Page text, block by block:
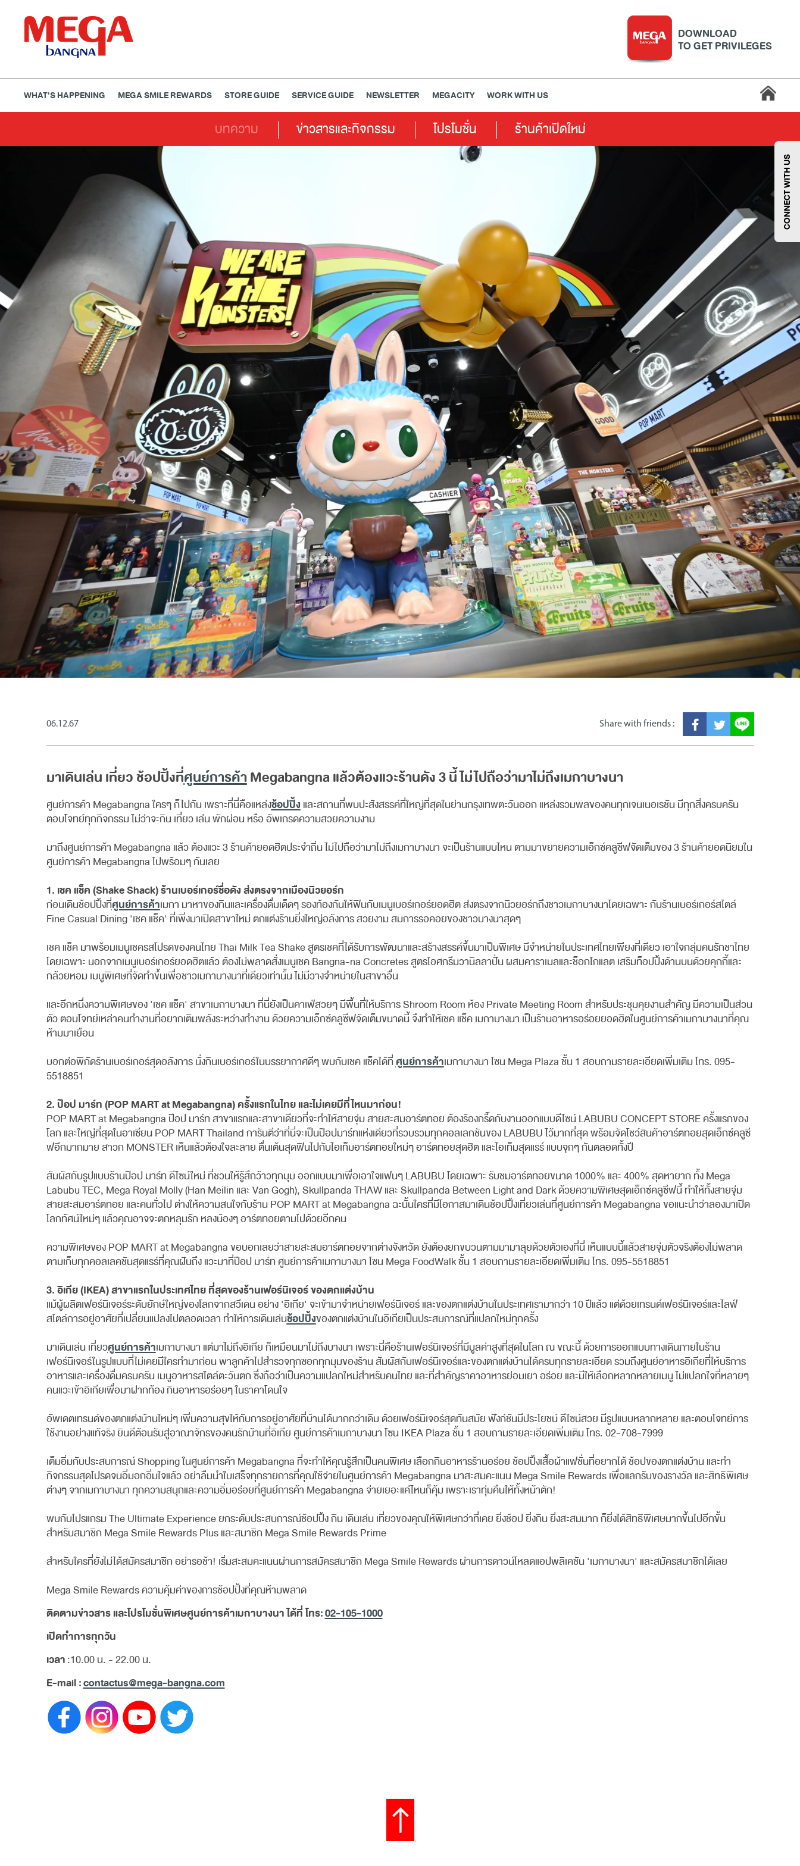
DOWNLOAD
TO GET PRIVILEGES
WHAT'S HAPPENING MEGA SMILE REWARDS STORE GUIDE SERVICE GUIDE NEWSLETTER MEGACITY WORK WITH US
ธนาคาร ร้านอาหาร เอ็นเตอร์เทนเม้นท์ แฟชั่น เครื่องประดับ การตกแต่งบ้าน แม่และเด็ก ไลฟ์สไตล์ บริการ เมกา สมาร์ท คิดส์ กีฬา
ซูเปอร์มาร์เก็ต
สุขภาพและความงาม
แฟชั่น@Megabangna
CONNECT WITH US
บทความ ข่าวสารและกิจกรรม โปรโมชั่น ร้านค้าเปิดใหม่
06.12.67 Share with friends :
มาเดินเล่น เที่ยว ช้อปปิ้งที่ศูนย์การค้าMegabangna แล้วต้องแวะร้านดัง 3 นี้ ไม่ไปถือว่ามาไม่ถึงเมกาบางนา
ศูนย์การค้า Megabangna ใครๆ ก็ไปกัน เพราะที่นี่คือแหล่งช้อปปิ้ง และสถานที่พบปะสังสรรค์ที่ใหญ่ที่สุดในย่านกรุงเทพตะวันออก แหล่งรวมพลของคนทุกเจนเนอเรชัน มีทุกสิ่งครบครัน
ตอบโจทย์ทุกกิจกรรม ไม่ว่าจะกิน เที่ยว เล่น พักผ่อน หรือ อัพเกรดความสวยความงาม
มาถึงศูนย์การค้า Megabangna แล้ว ต้องแวะ 3 ร้านค้ายอดฮิตประจำถิ่น ไม่ไปถือว่ามาไม่ถึงเมกาบางนา จะเป็นร้านแบบไหน ตามมาขยายความเอ็กซ์คลูซีฟจัดเต็มของ 3 ร้านค้ายอดนิยมใน
ศูนย์การค้า Megabangna ไปพร้อมๆ กันเลย
1. เชค แช็ค (Shake Shack) ร้านเบอร์เกอร์ชื่อดัง ส่งตรงจากเมืองนิวยอร์ก
ก่อนเดินช้อปปิ้งที่ศูนย์การค้าเมกา มาหาของกินและเครื่องดื่มเด็ดๆ รองท้องกันให้ฟินกับเมนูเบอร์เกอร์ยอดฮิต ส่งตรงจากนิวยอร์กถึงชาวเมกาบางนาโดยเฉพาะ กับร้านเบอร์เกอร์สไตล์
Fine Casual Dining 'เชค แช็ค' ที่เพิ่งมาเปิดสาขาใหม่ ตกแต่งร้านยิ่งใหญ่อลังการ สวยงาม สมการรอคอยของชาวบางนาสุดๆ
เชค แช็ค มาพร้อมเมนูเชครสโปรดของคนไทย Thai Milk Tea Shake สูตรเชคที่ได้รับการพัฒนาและสร้างสรรค์ขึ้นมาเป็นพิเศษ มีจำหน่ายในประเทศไทยเพียงที่เดียว เอาใจกลุ่มคนรักชาไทย
โดยเฉพาะ นอกจากเมนูเบอร์เกอร์ยอดฮิตแล้ว ต้องไม่พลาดสั่งเมนูเชค Bangna-na Concretes สูตรไอศกรีมวานิลลาปั่น ผสมคาราเมลและช็อกโกแลต เสริมท็อปปิ้งด้านบนด้วยคุกกี้และ
กล้วยหอม เมนูพิเศษที่จัดทำขึ้นเพื่อชาวเมกาบางนาที่เดียวเท่านั้น ไม่มีวางจำหน่ายในสาขาอื่น
และอีกหนึ่งความพิเศษของ 'เชค แช็ค' สาขาเมกาบางนา ที่นี่ยังเป็นคาเฟ่สวยๆ มีพื้นที่ให้บริการ Shroom Room ห้อง Private Meeting Room สำหรับประชุมคุยงานสำคัญ มีความเป็นส่วน
ตัว ตอบโจทย์เหล่าคนทำงานที่อยากเติมพลังระหว่างทำงาน ด้วยความเอ็กซ์คลูซีฟจัดเต็มขนาดนี้ จึงทำให้เชค แช็ค เมกาบางนา เป็นร้านอาหารอร่อยยอดฮิตในศูนย์การค้าเมกาบางนาที่คุณ
ห้ามมาเยือน
บอกต่อพิกัดร้านเบอร์เกอร์สุดอลังการ นั่งกินเบอร์เกอร์ในบรรยากาศดีๆ พบกับเชค แช็คได้ที่ศูนย์การค้าเมกาบางนา โซน Mega Plaza ชั้น 1 สอบถามรายละเอียดเพิ่มเติม โทร. 095-
5518851
2. ป๊อป มาร์ท (POP MART at Megabangna) ครั้งแรกในไทย และไม่เคยมีที่ไหนมาก่อน!
POP MART at Megabangna ป๊อป มาร์ท สาขาแรกและสาขาเดียวที่จะทำให้สายจุ่ม สายสะสมอาร์ตทอย ต้องร้องกรี๊ดกับงานออกแบบดีไซน์ LABUBU CONCEPT STORE ครั้งแรกของ
โลก และใหญ่ที่สุดในอาเซียน POP MART Thailand การันตีว่าที่นี่จะเป็นป๊อปมาร์ทแห่งเดียวที่รวบรวมทุกคอลเลกชันของ LABUBU ไว้มากที่สุด พร้อมจัดโชว์สินค้าอาร์ตทอยสุดเอ็กซ์คลูซี
ฟอีกมากมาย สาวก MONSTER เห็นแล้วต้องใจละลาย ตื่นเต้นสุดฟินไปกับไอเท็มอาร์ตทอยใหม่ๆ อาร์ตทอยสุดฮิต และไอเท็มสุดแรร์ แบบจุกๆ กันตลอดทั้งปี
สัมผัสกับรูปแบบร้านป๊อป มาร์ท ดีไซน์ใหม่ ที่ชวนให้รู้สึกว้าวทุกมุม ออกแบบมาเพื่อเอาใจแฟนๆ LABUBU โดยเฉพาะ รับชมอาร์ตทอยขนาด 1000% และ 400% สุดหายาก ทั้ง Mega
Labubu TEC, Mega Royal Molly (Han Meilin และ Van Gogh), Skullpanda THAW และ Skullpanda Between Light and Dark ด้วยความพิเศษสุดเอ็กซ์คลูซีฟนี้ ทำให้ทั้งสายจุ่ม
สายสะสมอาร์ตทอย และคนทั่วไป ต่างให้ความสนใจกับร้าน POP MART at Megabangna ฉะนั้นใครที่มีโอกาสมาเดินช้อปปิ้งเที่ยวเล่นที่ศูนย์การค้า Megabangna ขอแนะนำว่าลองมาเปิด
โลกทัศน์ใหม่ๆ แล้วคุณอาจจะตกหลุมรัก หลงน้องๆ อาร์ตทอยตามไปด้วยอีกคน
ความพิเศษของ POP MART at Megabangna ขอบอกเลยว่าสายสะสมอาร์ตทอยจากต่างจังหวัด ยังต้องยกขบวนตามมามาลุยด้วยตัวเองที่นี่ เห็นแบบนี้แล้วสายจุ่มตัวจริงต้องไม่พลาด
ตามเก็บทุกคอลเลคชันสุดแรร์ที่คุณฝันถึง แวะมาที่ป๊อป มาร์ท ศูนย์การค้าเมกาบางนา โซน Mega FoodWalk ชั้น 1 สอบถามรายละเอียดเพิ่มเติม โทร. 095-5518851
3. อิเกีย (IKEA) สาขาแรกในประเทศไทย ที่สุดของร้านเฟอร์นิเจอร์ ของตกแต่งบ้าน
แม้ผู้ผลิตเฟอร์นิเจอร์ระดับยักษ์ใหญ่ของโลกจากสวีเดน อย่าง 'อิเกีย' จะเข้ามาจำหน่ายเฟอร์นิเจอร์ และของตกแต่งบ้านในประเทศเรามากว่า 10 ปีแล้ว แต่ด้วยเทรนด์เฟอร์นิเจอร์และไลฟ์
สไตล์การอยู่อาศัยที่เปลี่ยนแปลงไปตลอดเวลา ทำให้การเดินเล่นช้อปปิ้งของตกแต่งบ้านในอิเกียเป็นประสบการณ์ที่แปลกใหม่ทุกครั้ง
มาเดินเล่น เที่ยวศูนย์การค้าเมกาบางนา แต่มาไม่ถึงอิเกีย ก็เหมือนมาไม่ถึงบางนา เพราะนี่คือร้านเฟอร์นิเจอร์ที่มีมูลค่าสูงที่สุดในโลก ณ ขณะนี้ ด้วยการออกแบบทางเดินภายในร้าน
เฟอร์นิเจอร์ในรูปแบบที่ไม่เคยมีใครทำมาก่อน พาลูกค้าไปสำรวจทุกซอกทุกมุมของร้าน สัมผัสกับเฟอร์นิเจอร์และของตกแต่งบ้านได้ครบทุกรายละเอียด รวมถึงศูนย์อาหารอิเกียที่ให้บริการ
อาหารและเครื่องดื่มครบครัน เมนูอาหารสไตล์ตะวันตก ซึ่งถือว่าเป็นความแปลกใหม่สำหรับคนไทย และที่สำคัญราคาอาหารย่อมเยา อร่อย และมีให้เลือกหลากหลายเมนู ไม่แปลกใจที่หลายๆ
คนแวะเข้าอิเกียเพื่อมาฝากท้อง กินอาหารอร่อยๆ ในราคาโดนใจ
อัพเดตเทรนด์ของตกแต่งบ้านใหม่ๆ เพิ่มความสุขให้กับการอยู่อาศัยที่บ้านได้มากกว่าเดิม ด้วยเฟอร์นิเจอร์สุดทันสมัย ฟังก์ชันมีประโยชน์ ดีไซน์สวย มีรูปแบบหลากหลาย และตอบโจทย์การ
ใช้งานอย่างแท้จริง ยินดีต้อนรับสู่อาณาจักรของคนรักบ้านที่อิเกีย ศูนย์การค้าเมกาบางนา โซน IKEA Plaza ชั้น 1 สอบถามรายละเอียดเพิ่มเติม โทร. 02-708-7999
เต็มอิ่มกับประสบการณ์ Shopping ในศูนย์การค้า Megabangna ที่จะทำให้คุณรู้สึกเป็นคนพิเศษ เลือกกินอาหารร้านอร่อย ช้อปปิ้งเสื้อผ้าแฟชั่นที่อยากได้ ช้อปของตกแต่งบ้าน และทำ
กิจกรรมสุดโปรดจนอิ่มอกอิ่มใจแล้ว อย่าลืมนำใบเสร็จทุกรายการที่คุณใช้จ่ายในศูนย์การค้า Megabangna มาสะสมคะแนน Mega Smile Rewards เพื่อแลกรับของรางวัล และสิทธิพิเศษ
ต่างๆ จากเมกาบางนา ทุกความสนุกและความอิ่มอร่อยที่ศูนย์การค้า Megabangna จ่ายเยอะแค่ไหนก็คุ้ม เพราะเราทุ่มคืนให้ทั้งหน้าตัก!
พบกับโปรแกรม The Ultimate Experience ยกระดับประสบการณ์ช้อปปิ้ง กิน เดินเล่น เที่ยวของคุณให้พิเศษกว่าที่เคย ยิ่งช้อป ยิ่งกิน ยิ่งสะสมมาก ก็ยิ่งได้สิทธิพิเศษมากขึ้นไปอีกขั้น
สำหรับสมาชิก Mega Smile Rewards Plus และสมาชิก Mega Smile Rewards Prime
สำหรับใครที่ยังไม่ได้สมัครสมาชิก อย่ารอช้า! เริ่มสะสมคะแนนผ่านการสมัครสมาชิก Mega Smile Rewards ผ่านการดาวน์โหลดแอปพลิเคชัน 'เมกาบางนา' และสมัครสมาชิกได้เลย
Mega Smile Rewards ความคุ้มค่าของการช้อปปิ้งที่คุณห้ามพลาด
ติดตามข่าวสาร และโปรโมชั่นพิเศษศูนย์การค้าเมกาบางนา ได้ที่ โทร:02-105-1000
เปิดทำการทุกวัน
เวลา:10.00 น. - 22.00 น.
E-mail :contactus@mega-bangna.com